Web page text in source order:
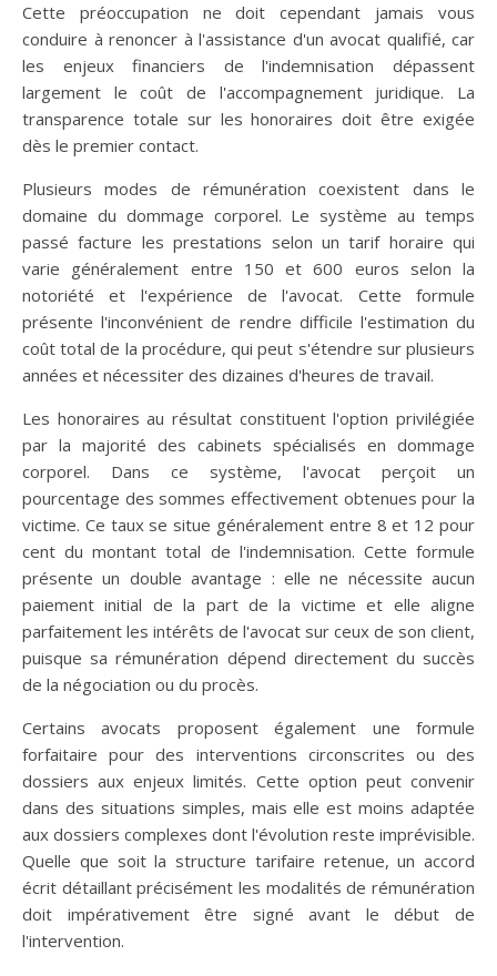
Cette préoccupation ne doit cependant jamais vous
conduire à renoncer à l'assistance d'un avocat qualifié, car
les enjeux financiers de l'indemnisation dépassent
largement le coût de l'accompagnement juridique. La
transparence totale sur les honoraires doit être exigée
dès le premier contact.
Plusieurs modes de rémunération coexistent dans le
domaine du dommage corporel. Le système au temps
passé facture les prestations selon un tarif horaire qui
varie généralement entre 150 et 600 euros selon la
notoriété et l'expérience de l'avocat. Cette formule
présente l'inconvénient de rendre difficile l'estimation du
coût total de la procédure, qui peut s'étendre sur plusieurs
années et nécessiter des dizaines d'heures de travail.
Les honoraires au résultat constituent l'option privilégiée
par la majorité des cabinets spécialisés en dommage
corporel. Dans ce système, l'avocat perçoit un
pourcentage des sommes effectivement obtenues pour la
victime. Ce taux se situe généralement entre 8 et 12 pour
cent du montant total de l'indemnisation. Cette formule
présente un double avantage : elle ne nécessite aucun
paiement initial de la part de la victime et elle aligne
parfaitement les intérêts de l'avocat sur ceux de son client,
puisque sa rémunération dépend directement du succès
de la négociation ou du procès.
Certains avocats proposent également une formule
forfaitaire pour des interventions circonscrites ou des
dossiers aux enjeux limités. Cette option peut convenir
dans des situations simples, mais elle est moins adaptée
aux dossiers complexes dont l'évolution reste imprévisible.
Quelle que soit la structure tarifaire retenue, un accord
écrit détaillant précisément les modalités de rémunération
doit impérativement être signé avant le début de
l'intervention.